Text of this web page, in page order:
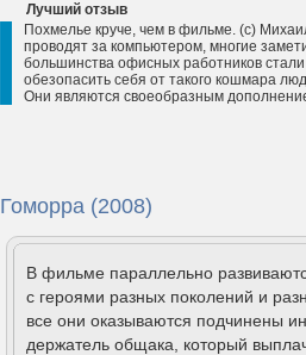
Лучший отзыв
Похмелье круче, чем в фильме. (с)
проводят за компьютером, многие
большинства офисных работников
обезопасить себя от такого кошмара
Они являются своеобразным
Гоморра (2008)
В фильме параллельно
с героями разных поколений и
все они оказываются подчинены
держатель общака, который